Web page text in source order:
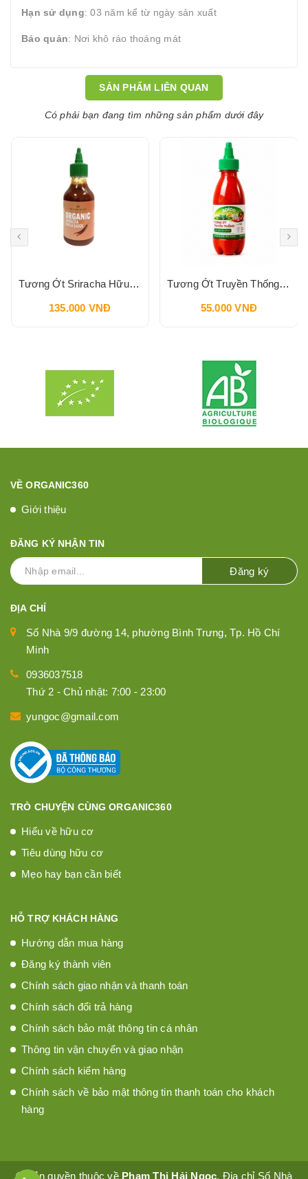
Hạn sử dụng: 03 năm kể từ ngày sản xuất
Bảo quản: Nơi khô ráo thoáng mát
SẢN PHẨM LIÊN QUAN
Có phải bạn đang tìm những sản phẩm dưới đây
Tương Ớt Sriracha Hữu Cơ Pbfarm 230g
135.000 VNĐ
Tương Ớt Truyền Thống SPICO Sriracha Chilli Sauce 240g
55.000 VNĐ
VỀ ORGANIC360
Giới thiệu
ĐĂNG KÝ NHẬN TIN
Đăng ký
ĐỊA CHỈ
Số Nhà 9/9 đường 14, phường Bình Trưng, Tp. Hồ Chí
Minh
0936037518
Thứ 2 - Chủ nhật: 7:00 - 23:00
yungoc@gmail.com
TRÒ CHUYỆN CÙNG ORGANIC360
Hiểu về hữu cơ
Tiêu dùng hữu cơ
Mẹo hay bạn cần biết
HỖ TRỢ KHÁCH HÀNG
Hướng dẫn mua hàng
Đăng ký thành viên
Chính sách giao nhận và thanh toán
Chính sách đổi trả hàng
Chính sách bảo mật thông tin cá nhân
Thông tin vận chuyển và giao nhận
Chính sách kiểm hàng
Chính sách về bảo mật thông tin thanh toán cho khách
hàng
© Bản quyền thuộc về Phạm Thị Hải Ngọc. Địa chỉ Số Nhà